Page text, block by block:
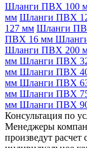
Шланги ПВХ 100
мм Шланги ПВХ
127 мм Шланги
ПВХ 16 мм
Шланги ПВХ 200
мм Шланги ПВХ
мм Шланги ПВХ
мм Шланги ПВХ
мм Шланги ПВХ
мм Шланги ПВХ
Консультация по
Менеджеры
произведут расчет